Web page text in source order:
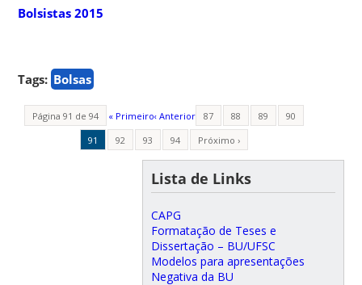
Bolsistas 2015
Tags: Bolsas
Página 91 de 94 « Primeiro‹ Anterior 87 88 89
90
91
92 93 94 Próximo ›
Lista de Links
CAPG
Formatação de Teses e
Dissertação – BU/UFSC
Modelos para apresentações
Negativa da BU